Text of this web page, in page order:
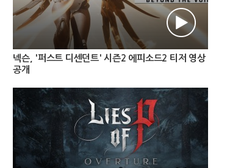
넥슨, '퍼스트 디센던트' 시즌2 에피소드2 티저 영상
공개